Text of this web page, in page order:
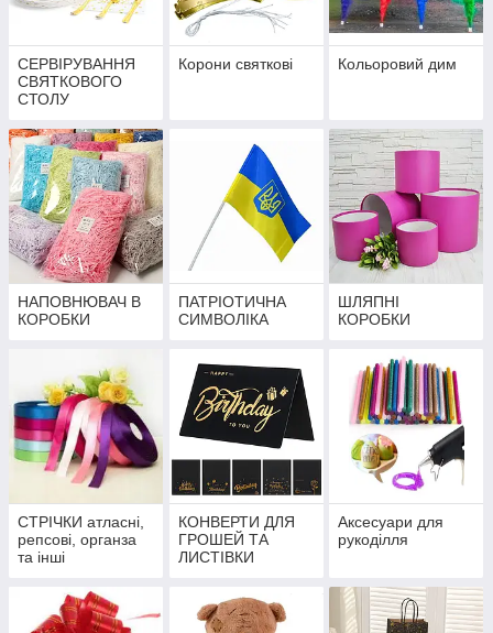
СЕРВІРУВАННЯ
СВЯТКОВОГО
СТОЛУ
Корони святкові Кольоровий дим
НАПОВНЮВАЧ В
КОРОБКИ
ПАТРІОТИЧНА
СИМВОЛІКА
ШЛЯПНІ
КОРОБКИ
СТРІЧКИ атласні,
репсові, органза
та інші
КОНВЕРТИ ДЛЯ
ГРОШЕЙ ТА
ЛИСТІВКИ
Аксесуари для
рукоділля